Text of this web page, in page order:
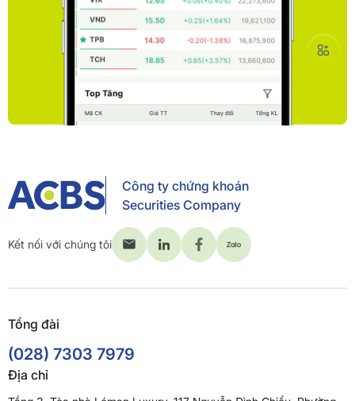
Công ty chứng khoán
Securities Company
Kết nối với chúng tôi
Tổng đài
(028) 7303 7979
Địa chỉ